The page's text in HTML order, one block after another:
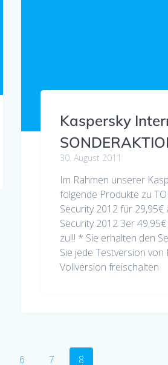
Kaspersky
30. August 2011
Im Rahmen unserer
folgende Produkte zu
Security 2012 für
Security 2012 3er
zu!!! * Sie erhalten den
Sie jede Testversion
Vollversion freischalten
Seite
6 Seite
7 Seite
8